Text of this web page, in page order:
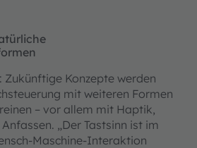
Zukünftige Konzepte werden
mit weiteren Formen
– vor allem mit Haptik,
„Der Tastsinn ist im
Maschine-Interaktion